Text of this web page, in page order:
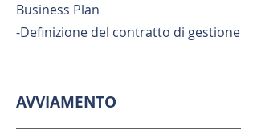
Business Plan
-Definizione del contratto di gestione
AVVIAMENTO